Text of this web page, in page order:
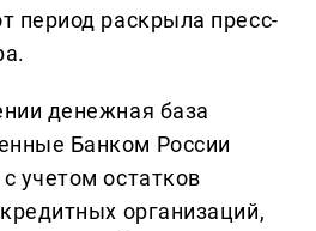
период раскрыла пресс-
денежная база
Банком России
учетом остатков
организаций,